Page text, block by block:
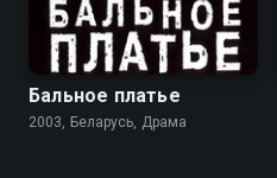
6.7
Бальное платье
2003, Беларусь, Драма